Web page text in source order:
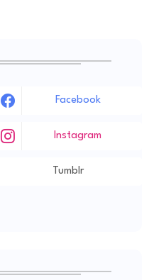
Facebook
Instagram
Tumblr